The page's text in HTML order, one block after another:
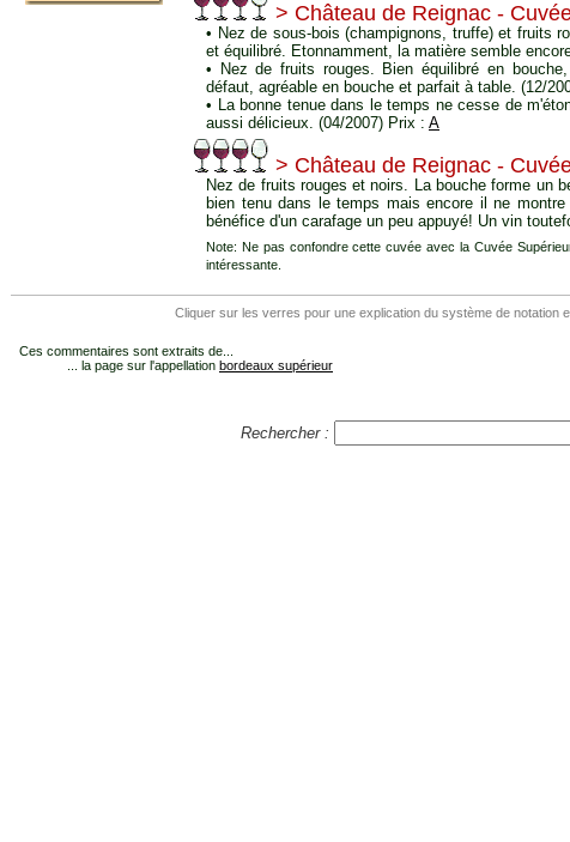
> Château de Reignac -
• Nez de sous-bois (champignons, truffe) et fruits
et équilibré. Etonnamment, la matière semble
• Nez de fruits rouges. Bien équilibré en
défaut, agréable en bouche et parfait à table. (12/
• La bonne tenue dans le temps ne cesse de
aussi délicieux. (04/2007) Prix : A
> Château de Reignac -
Nez de fruits rouges et noirs. La bouche forme un
bien tenu dans le temps mais encore il ne
bénéfice d'un carafage un peu appuyé! Un vin
Note: Ne pas confondre cette cuvée avec la Cuvée
intéressante.
Cliquer sur les verres pour une explication du système de notation
Ces commentaires sont extraits de...
... la page sur l'appellation bordeaux supérieur
Rechercher :